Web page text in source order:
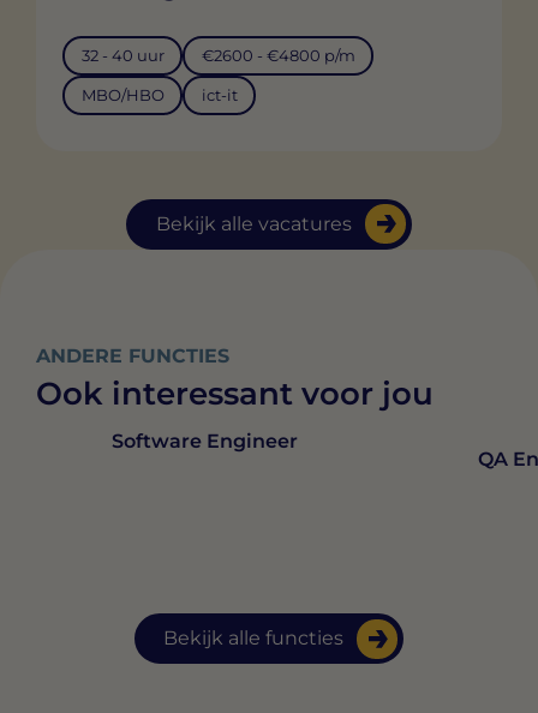
Bekijk alle vacatures
32 - 40 uur €2600 - €4800 p/m
MBO/HBO ict-it
ANDERE FUNCTIES
Ook interessant voor jou
Bekijk alle functies
Software Engineer
QA